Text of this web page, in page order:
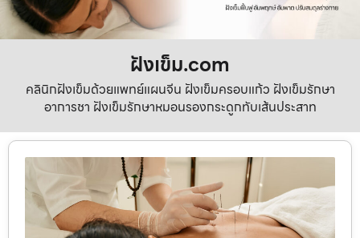
ฝังเข็ม.com
คลินิกฝังเข็มด้วยแพทย์แผนจีน ฝังเข็มครอบแก้ว ฝังเข็มรักษา
อาการชา ฝังเข็มรักษาหมอนรองกระดูกทับเส้นประสาท